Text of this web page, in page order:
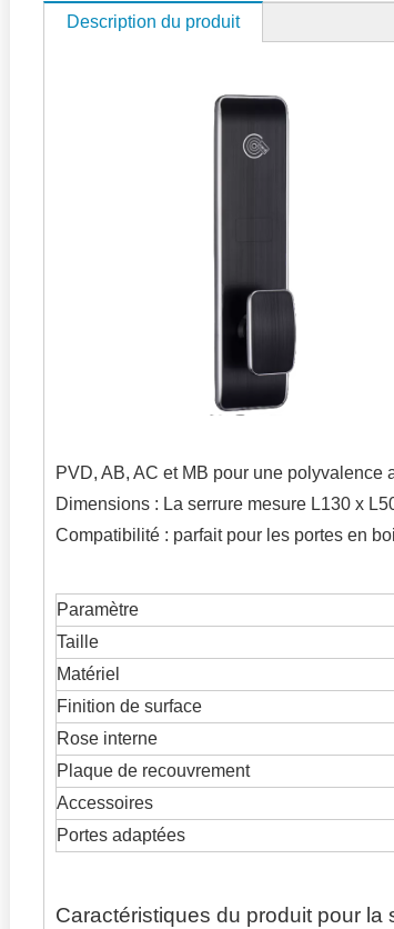
Description du produit
PVD, AB, AC et MB pour une polyvalence
Dimensions : La serrure mesure L130 x
Compatibilité : parfait pour les portes en
Paramètre
Taille
Matériel
Finition de surface
Rose interne
Plaque de recouvrement
Accessoires
Portes adaptées
Caractéristiques du produit pour